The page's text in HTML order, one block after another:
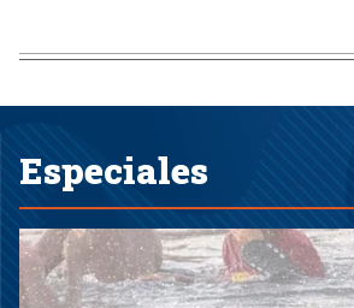
Especiales